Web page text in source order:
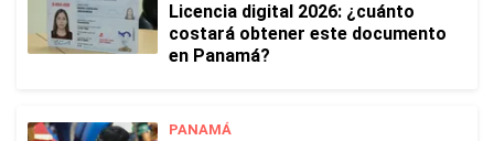
Licencia digital 2026: ¿cuánto
costará obtener este documento
en Panamá?
PANAMÁ